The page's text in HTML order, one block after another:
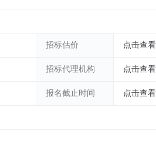
招标估价 点击查看
招标代理机构 点击查看
报名截止时间 点击查看